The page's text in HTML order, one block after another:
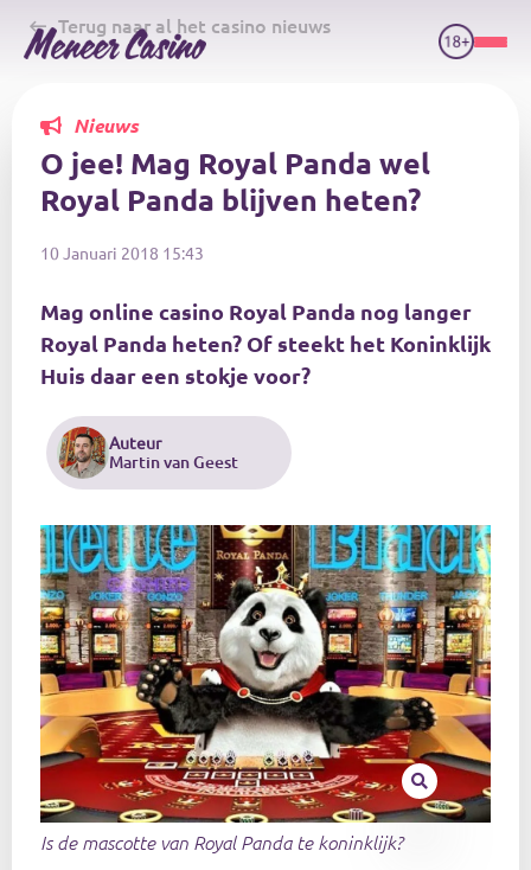
Terug naar al het casino nieuws
Nieuws
O jee! Mag Royal Panda wel
Royal Panda blijven heten?
10 Januari 2018 15:43
Mag online casino Royal Panda nog langer
Royal Panda heten? Of steekt het Koninklijk
Huis daar een stokje voor?
Auteur
Martin van Geest
Is de mascotte van Royal Panda te koninklijk?